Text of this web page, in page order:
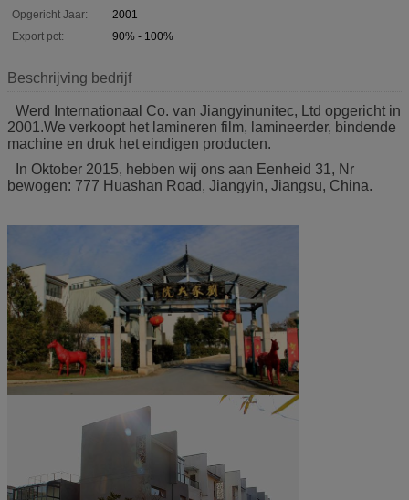
Opgericht Jaar:
2001
Export pct:
90% - 100%
Beschrijving bedrijf
Werd Internationaal Co. van Jiangyinunitec, Ltd opgericht in
2001.We verkoopt het lamineren film, lamineerder, bindende
machine en druk het eindigen producten.
In Oktober 2015, hebben wij ons aan Eenheid 31, Nr
bewogen: 777 Huashan Road, Jiangyin, Jiangsu, China.